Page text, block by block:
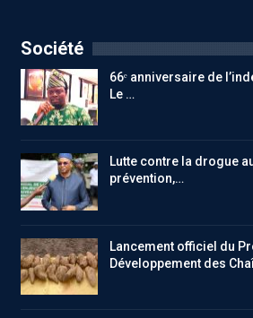
Société
66ᵉ anniversaire de
Le …
Lutte contre la drogue
prévention,…
Lancement officiel du
Développement des